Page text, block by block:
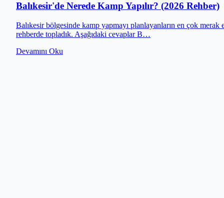
Balıkesir'de Nerede Kamp Yapılır? (2026 Rehber)
Balıkesir bölgesinde kamp yapmayı planlayanların en çok
rehberde topladık. Aşağıdaki cevaplar B…
Devamını Oku